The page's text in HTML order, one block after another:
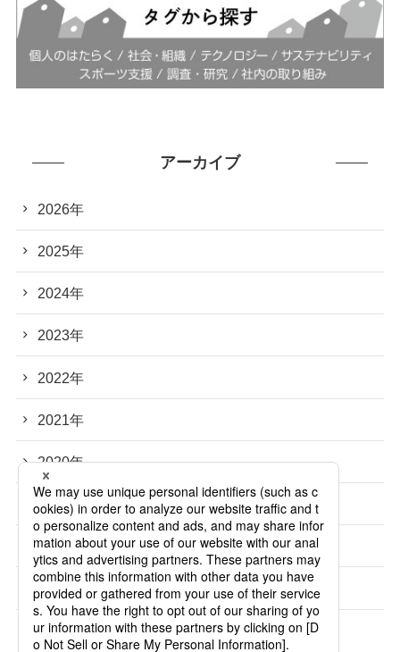
アーカイブ
2026年
2025年
2024年
2023年
2022年
2021年
2020年
2019年
2018年
2017年